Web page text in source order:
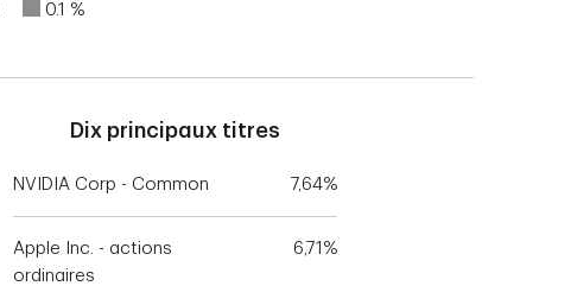
0.1 %
Dix principaux titres
NVIDIA Corp - Common 7,64%
Apple Inc. - actions
ordinaires
6,71%